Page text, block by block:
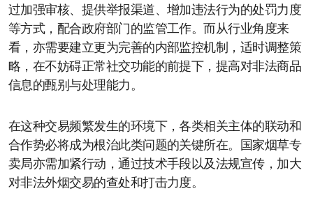
过加强审核、提供举报渠道、增加违法行为的处罚力度
等方式，配合政府部门的监管工作。而从行业角度来
看，亦需要建立更为完善的内部监控机制，适时调整策
略，在不妨碍正常社交功能的前提下，提高对非法商品
信息的甄别与处理能力。
在这种交易频繁发生的环境下，各类相关主体的联动和
合作势必将成为根治此类问题的关键所在。国家烟草专
卖局亦需加紧行动，通过技术手段以及法规宣传，加大
对非法外烟交易的查处和打击力度。